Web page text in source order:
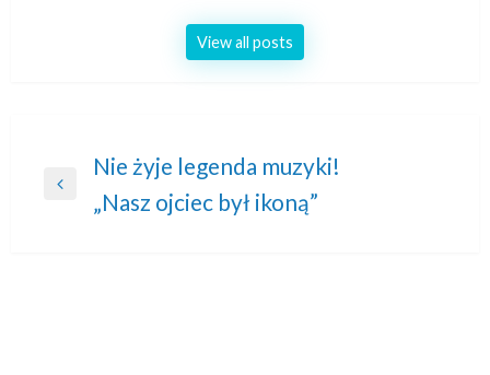
View all posts
Nawigacja
wpisu
Previous
Nie żyje legenda muzyki!
„Nasz ojciec był ikoną”